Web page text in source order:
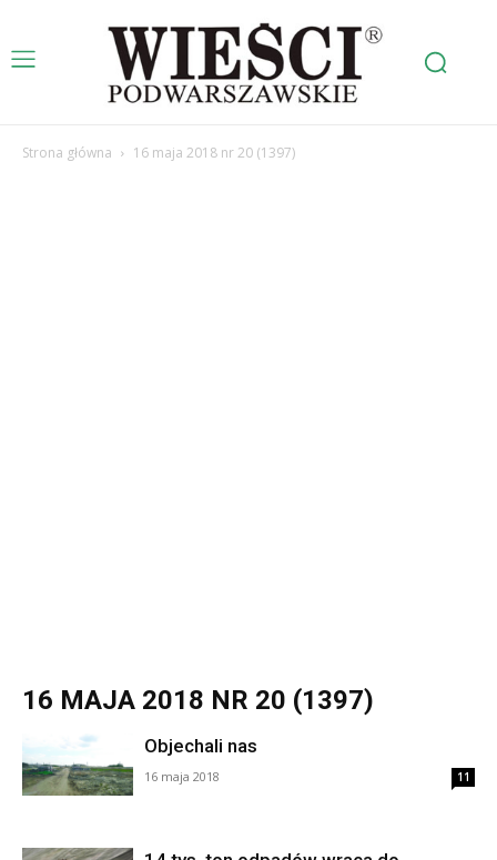
Strona główna 16 maja 2018 nr 20 (1397)
16 MAJA 2018 NR 20 (1397)
Objechali nas
16 maja 2018 11